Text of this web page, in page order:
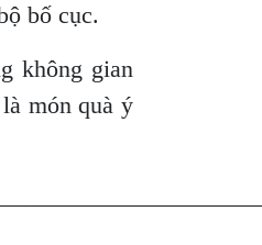
bố cục.
không gian
món quà ý